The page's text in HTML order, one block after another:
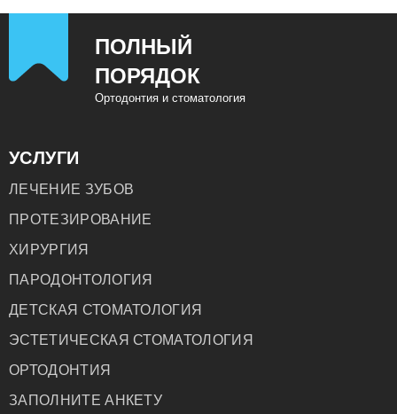
ПОЛНЫЙ
ПОРЯДОК
Ортодонтия и стоматология
УСЛУГИ
ЛЕЧЕНИЕ ЗУБОВ
ПРОТЕЗИРОВАНИЕ
ХИРУРГИЯ
ПАРОДОНТОЛОГИЯ
ДЕТСКАЯ СТОМАТОЛОГИЯ
ЭСТЕТИЧЕСКАЯ СТОМАТОЛОГИЯ
ОРТОДОНТИЯ
ЗАПОЛНИТЕ АНКЕТУ